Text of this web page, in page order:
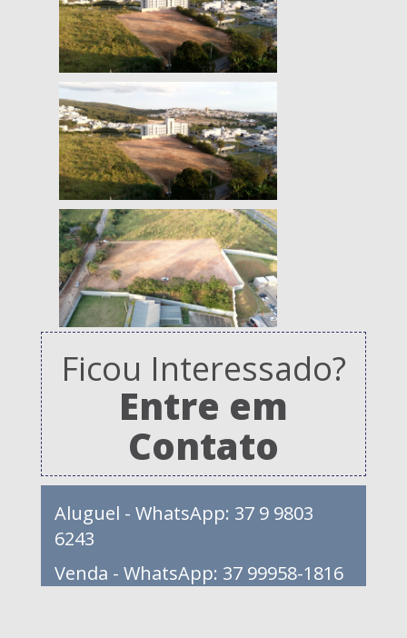
Ficou Interessado?
Entre em
Contato
Aluguel - WhatsApp: 37 9 9803
6243
Venda - WhatsApp: 37 99958-1816